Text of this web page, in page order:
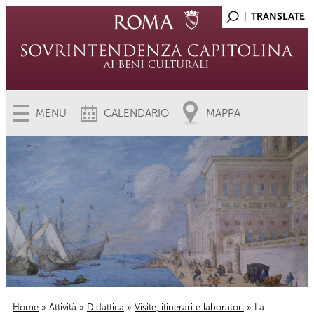
MENU CALENDARIO MAPPA
Home » Attività » Didattica » Visite, itinerari e laboratori » La